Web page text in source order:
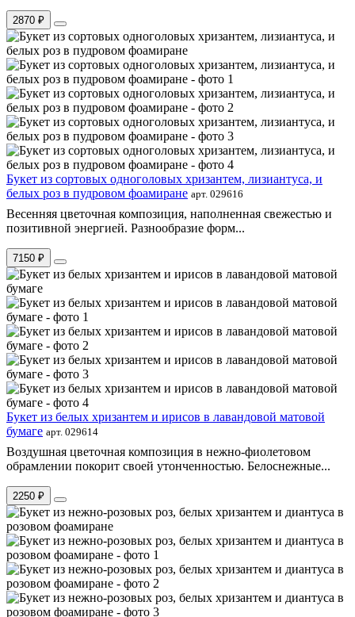
2870 ₽
Букет из сортовых одноголовых хризантем, лизиантуса, и
белых роз в пудровом фоамиране арт. 029616
Весенняя цветочная композиция, наполненная свежестью и
позитивной энергией. Разнообразие форм...
7150 ₽
Букет из белых хризантем и ирисов в лавандовой матовой
бумаге арт. 029614
Воздушная цветочная композиция в нежно-фиолетовом
обрамлении покорит своей утонченностью. Белоснежные...
2250 ₽